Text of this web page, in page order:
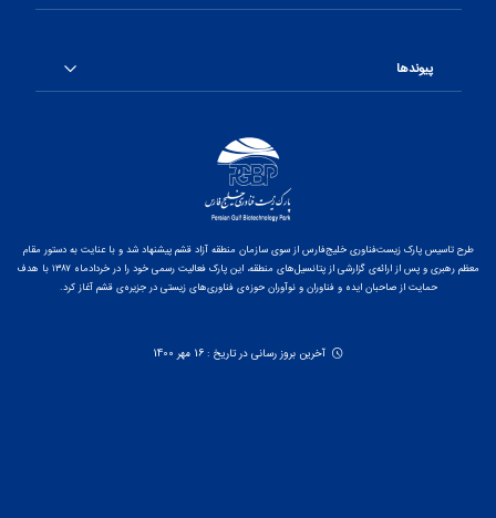
پیوندها
طرح تاسیس پارک زیست‌فناوری خلیج‌فارس از سوی سازمان منطقه آزاد قشم پیشنهاد شد و با عنایت به دستور مقام
معظم رهبری و پس از ارائه‌ی گزارشی از پتانسیل‌های منطقه، این پارک فعالیت رسمی خود را در خردادماه ۱۳۸۷ با هدف
حمایت از صاحبان ایده و فناوران و نوآوران حوزه‌ی فناوری‌های زیستی در جزیره‌ی قشم آغاز کرد.
آخرین بروز رسانی در تاریخ : 16 مهر 1400